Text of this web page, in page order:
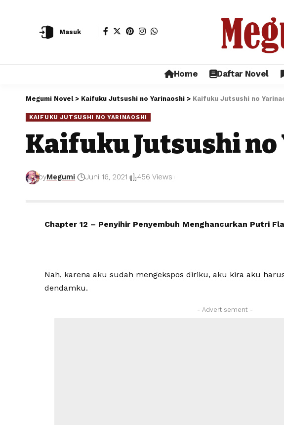
Masuk
Home Daftar Novel
Megumi Novel> Kaifuku Jutsushi no Yarinaoshi > Kaifuku Jutsushi no
KAIFUKU JUTSUSHI NO YARINAOSHI
Kaifuku Jutsushi no
byMegumi Juni 16, 2021 456 Views
Chapter 12 – Penyihir Penyembuh Menghancurkan Putri
Nah, karena aku sudah mengekspos diriku, aku kira aku
dendamku.
- Advertisement -